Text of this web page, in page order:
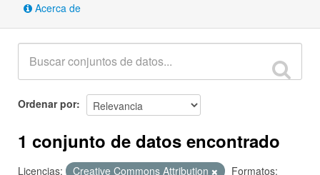
Acerca de
Ordenar por
1 conjunto de datos encontrado
Licencias: Creative Commons Attribution
Formatos: